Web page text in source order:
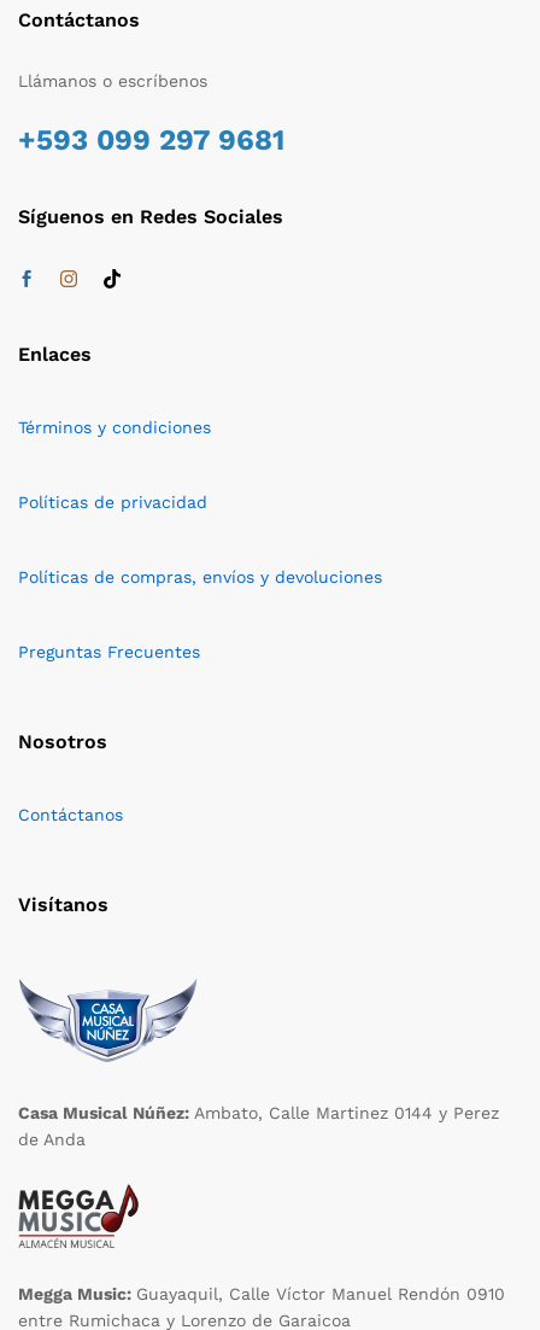
Contáctanos
Llámanos o escríbenos
+593 099 297 9681
Síguenos en Redes Sociales
Enlaces
Términos y condiciones
Políticas de privacidad
Políticas de compras, envíos y devoluciones
Preguntas Frecuentes
Nosotros
Contáctanos
Visítanos
Casa Musical Núñez: Ambato, Calle Martinez 0144 y Perez
de Anda
Megga Music: Guayaquil, Calle Víctor Manuel Rendón 0910
entre Rumichaca y Lorenzo de Garaicoa